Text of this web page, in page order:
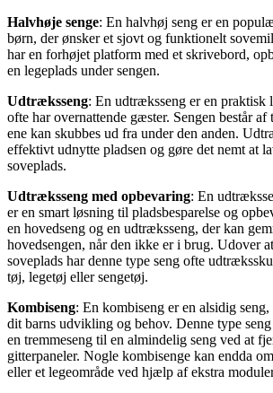
Halvhøje senge: En halvhøj seng er en
børn, der ønsker et sjovt og funktionelt
har en forhøjet platform med et skrivebord,
en legeplads under sengen.
Udtræksseng: En udtræksseng er en praktisk
ofte har overnattende gæster. Sengen består af
ene kan skubbes ud fra under den anden.
effektivt udnytte pladsen og gøre det nemt at
soveplads.
Udtræksseng med opbevaring: En
er en smart løsning til pladsbesparelse og
en hovedseng og en udtræksseng, der kan
hovedsengen, når den ikke er i brug. Udover
soveplads har denne type seng ofte
tøj, legetøj eller sengetøj.
Kombiseng: En kombiseng er en alsidig
dit barns udvikling og behov. Denne type
en tremmeseng til en almindelig seng ved at
gitterpaneler. Nogle kombisenge kan endda
eller et legeområde ved hjælp af ekstra